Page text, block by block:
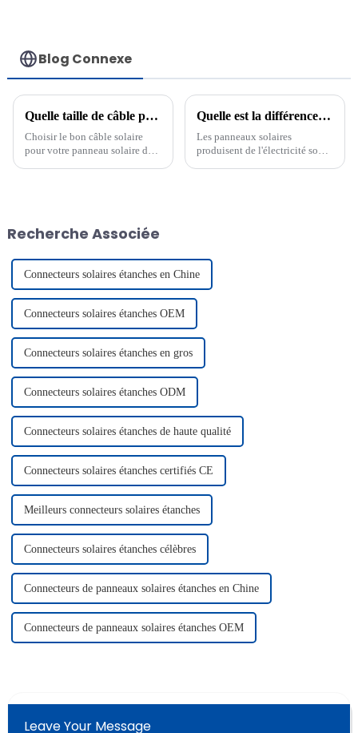
Blog Connexe
Quelle taille de câble pour un panneau solaire de 100 W ?
Choisir le bon câble solaire
pour votre panneau solaire de
distances. Des facteurs comme
tension…
Quelle est la différence entre le câble CA et le câble CC dans les panneaux solaires ?
Les panneaux solaires
produisent de l'électricité sous
Recherche Associée
Connecteurs solaires étanches en Chine
Connecteurs solaires étanches OEM
Connecteurs solaires étanches en gros
Connecteurs solaires étanches ODM
Connecteurs solaires étanches de haute qualité
Connecteurs solaires étanches certifiés CE
Meilleurs connecteurs solaires étanches
Connecteurs solaires étanches célèbres
Connecteurs de panneaux solaires étanches en Chine
Connecteurs de panneaux solaires étanches OEM
Leave Your Message